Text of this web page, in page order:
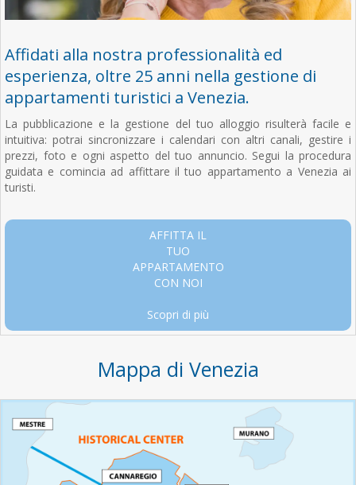
Affidati alla nostra professionalità ed
esperienza, oltre 25 anni nella gestione di
appartamenti turistici a Venezia.
La pubblicazione e la gestione del tuo alloggio risulterà facile e
intuitiva: potrai sincronizzare i calendari con altri canali, gestire i
prezzi, foto e ogni aspetto del tuo annuncio. Segui la procedura
guidata e comincia ad affittare il tuo appartamento a Venezia ai
turisti.
AFFITTA IL
TUO
APPARTAMENTO
CON NOI
Scopri di più
Mappa di Venezia